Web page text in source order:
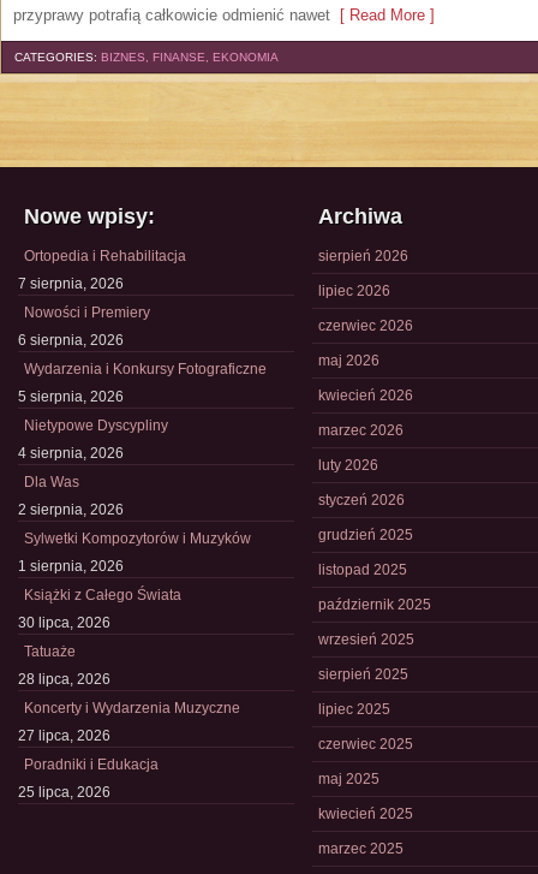
przyprawy potrafią całkowicie odmienić nawet [ Read More ]
CATEGORIES: BIZNES, FINANSE, EKONOMIA
Nowe wpisy:
Ortopedia i Rehabilitacja
7 sierpnia, 2026
Nowości i Premiery
6 sierpnia, 2026
Wydarzenia i Konkursy Fotograficzne
5 sierpnia, 2026
Nietypowe Dyscypliny
4 sierpnia, 2026
Dla Was
2 sierpnia, 2026
Sylwetki Kompozytorów i Muzyków
1 sierpnia, 2026
Książki z Całego Świata
30 lipca, 2026
Tatuaże
28 lipca, 2026
Koncerty i Wydarzenia Muzyczne
27 lipca, 2026
Poradniki i Edukacja
25 lipca, 2026
Archiwa
sierpień 2026
lipiec 2026
czerwiec 2026
maj 2026
kwiecień 2026
marzec 2026
luty 2026
styczeń 2026
grudzień 2025
listopad 2025
październik 2025
wrzesień 2025
sierpień 2025
lipiec 2025
czerwiec 2025
maj 2025
kwiecień 2025
marzec 2025